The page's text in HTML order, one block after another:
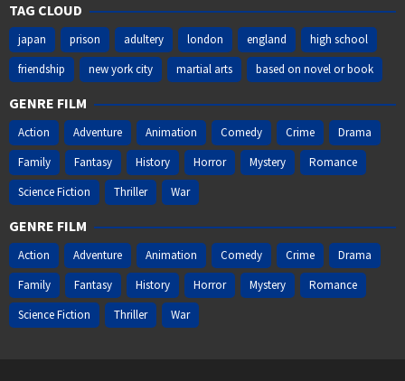
TAG CLOUD
japan prison adultery london england
high school
friendship
new york city martial arts based on novel or book
GENRE FILM
Action Adventure Animation Comedy Crime
Drama
Family
Fantasy History Horror Mystery
Romance
Science Fiction
Thriller War
GENRE FILM
Action Adventure Animation Comedy Crime
Drama
Family
Fantasy History Horror Mystery
Romance
Science Fiction
Thriller War